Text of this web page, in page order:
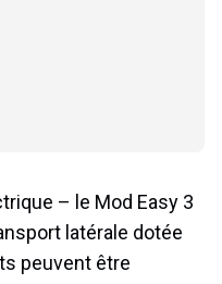
– le Mod Easy 3
latérale dotée
peuvent être